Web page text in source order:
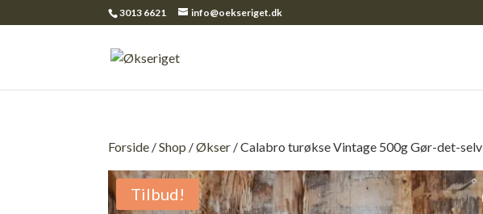
3013 6621 info@oekseriget.dk
Forside /Shop /Økser / Calabro turøkse Vintage 500g Gør-det-selv
Tilbud!